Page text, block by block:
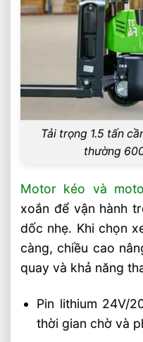
Tải trọng 1.5 tấn
thường
Motor kéo và
xoắn để vận hành
dốc nhẹ. Khi chọn
càng, chiều cao
quay và khả năng
Pin lithium 24V/
thời gian chờ và